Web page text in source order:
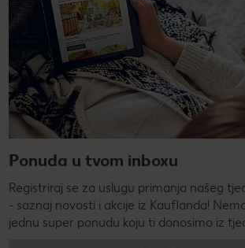
Ponuda u tvom inboxu
Registriraj se za uslugu primanja našeg
- saznaj novosti i akcije iz Kauflanda!
jednu super ponudu koju ti donosimo iz